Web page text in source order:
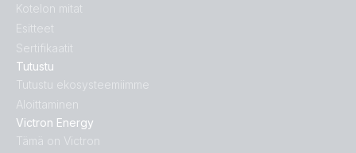
Tutustu
Tutustu ekosysteemiimme
Aloittaminen
Victron Energy
Tämä on Victron
Kotelon mitat
Esitteet
Sertifikaatit